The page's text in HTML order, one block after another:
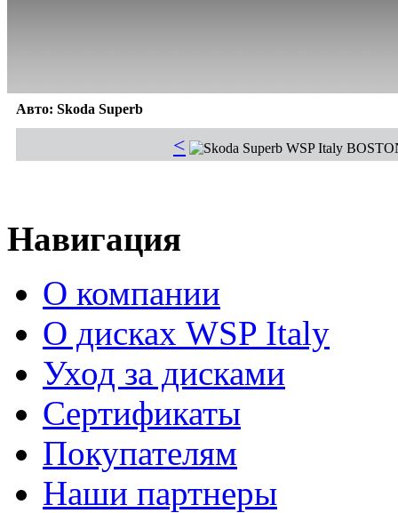
Авто: Skoda Superb
<
Навигация
О компании
О дисках WSP Italy
Уход за дисками
Сертификаты
Покупателям
Наши партнеры